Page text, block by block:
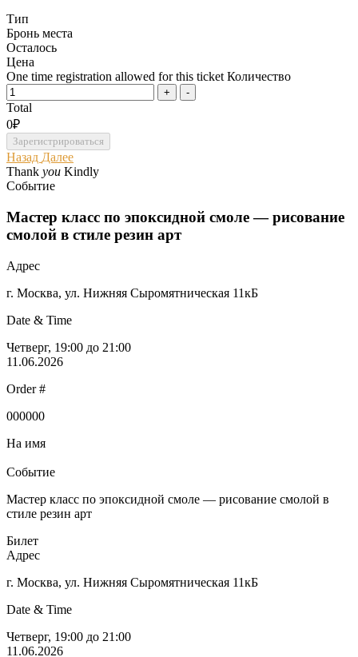
Тип
Бронь места
Осталось
Цена
One time registration allowed for this ticket Количество
Total
0₽
Назад Далее
Thank you Kindly
Событие
Мастер класс по эпоксидной смоле — рисование
смолой в стиле резин арт
Адрес
г. Москва, ул. Нижняя Сыромятническая 11кБ
Date & Time
Четверг, 19:00 до 21:00
11.06.2026
Order #
000000
На имя
Событие
Мастер класс по эпоксидной смоле — рисование смолой в
стиле резин арт
Билет
Адрес
г. Москва, ул. Нижняя Сыромятническая 11кБ
Date & Time
Четверг, 19:00 до 21:00
11.06.2026